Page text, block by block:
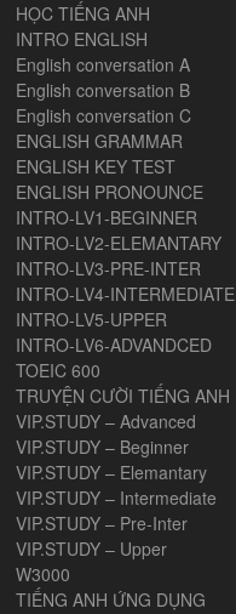
HỌC TIẾNG ANH
INTRO ENGLISH
English conversation A
English conversation B
English conversation C
ENGLISH GRAMMAR
ENGLISH KEY TEST
ENGLISH PRONOUNCE
INTRO-LV1-BEGINNER
INTRO-LV2-ELEMANTARY
INTRO-LV3-PRE-INTER
INTRO-LV4-INTERMEDIATE
INTRO-LV5-UPPER
INTRO-LV6-ADVANDCED
TOEIC 600
TRUYỆN CƯỜI TIẾNG ANH
VIP.STUDY – Advanced
VIP.STUDY – Beginner
VIP.STUDY – Elemantary
VIP.STUDY – Intermediate
VIP.STUDY – Pre-Inter
VIP.STUDY – Upper
W3000
TIẾNG ANH ỨNG DỤNG